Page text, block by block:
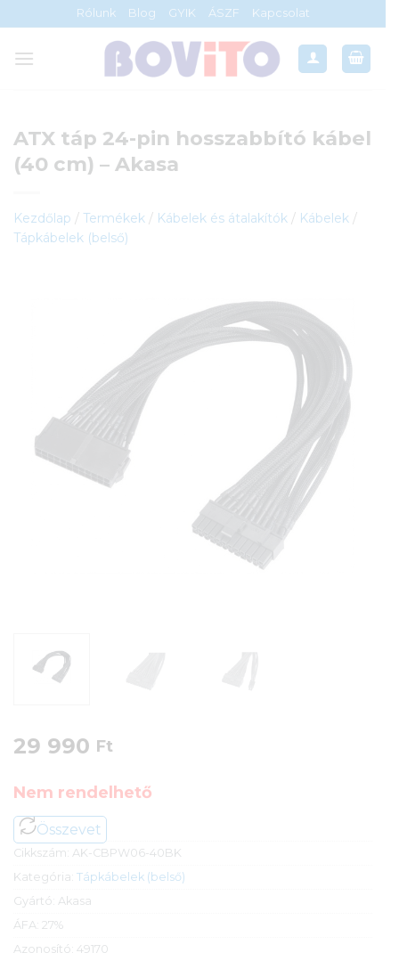
to
content
Rólunk Blog GYIK ÁSZF Kapcsolat
ATX táp 24-pin hosszabbító kábel
(40 cm) – Akasa
Kezdőlap / Termékek / Kábelek és átalakítók / Kábelek /
Tápkábelek (belső)
29 990 Ft
Nem rendelhető
Összevet
Cikkszám: AK-CBPW06-40BK
Kategória: Tápkábelek (belső)
Gyártó: Akasa
ÁFA: 27%
Azonosító: 49170